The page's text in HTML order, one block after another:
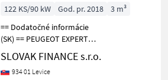
122 KS/90 kW God. pr. 2018
3 m³
== Dodatočné informácie
(SK) == PEUGEOT EXPERT
2.0 L1H1 4x4 Dangel r.v.
07/2018, 201 280 km, EURO
6, 90kW, 1997 cm3, diesel,
SLOVAK FINANCE s.r.o.
934 01 Levice